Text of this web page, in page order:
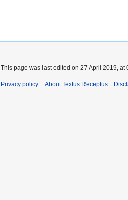
This page was last edited on 27 April 2019, at
Privacy policy About Textus Receptus